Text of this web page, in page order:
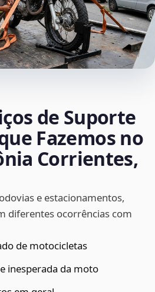
de Suporte
Fazemos no
Corrientes,
e estacionamentos,
diferentes ocorrências com
de motocicletas
inesperada da moto